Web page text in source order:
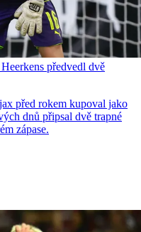
předvedl dvě
před rokem kupoval jako
dnů připsal dvě trapné
zápase.